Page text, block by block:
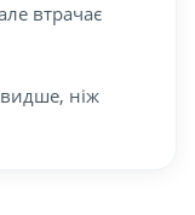
втрачає
ніж